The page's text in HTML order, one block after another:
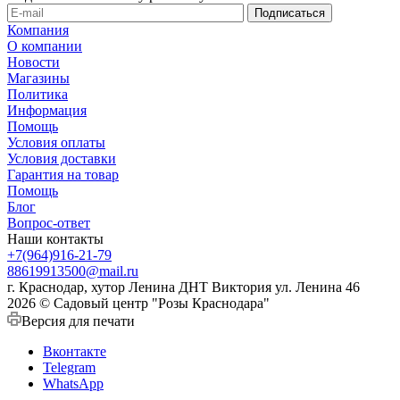
Компания
О компании
Новости
Магазины
Политика
Информация
Помощь
Условия оплаты
Условия доставки
Гарантия на товар
Помощь
Блог
Вопрос-ответ
Наши контакты
+7(964)916-21-79
88619913500@mail.ru
г. Краснодар, хутор Ленина ДНТ Виктория ул. Ленина 46
2026 © Садовый центр "Розы Краснодара"
Версия для печати
Вконтакте
Telegram
WhatsApp